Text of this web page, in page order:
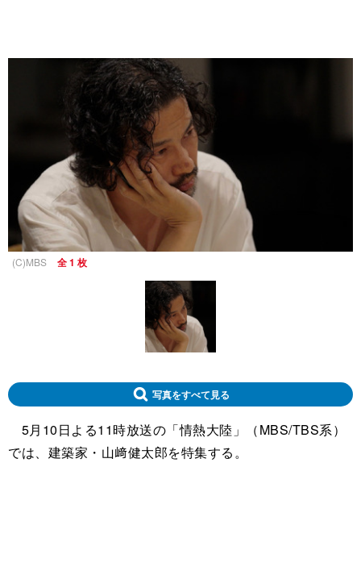
(C)MBS 全 1 枚
写真をすべて見る
5月10日よる11時放送の「情熱大陸」（MBS/TBS系）
では、建築家・山﨑健太郎を特集する。